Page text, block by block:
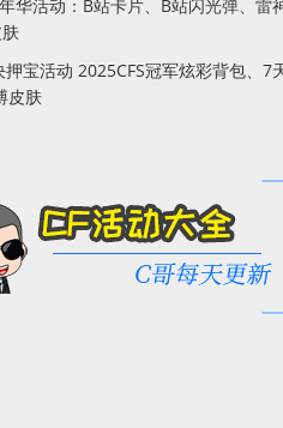
华活动：B站卡片、B站闪光弹、雷
押宝活动 2025CFS冠军炫彩背包、7
皮肤